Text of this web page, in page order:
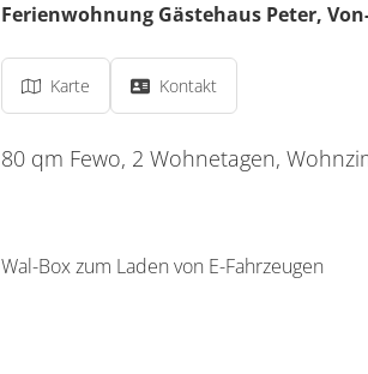
Ferienwohnung Gästehaus Peter,
Karte Kontakt
80 qm Fewo, 2 Wohnetagen,
Wal-Box zum Laden von E-Fahrzeugen